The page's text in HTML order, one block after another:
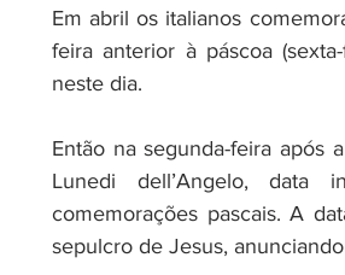
Em abril os italianos
feira anterior à páscoa
neste dia.
Então na segunda-feira após
Lunedi dell’Angelo, data
comemorações pascais. A
sepulcro de Jesus,